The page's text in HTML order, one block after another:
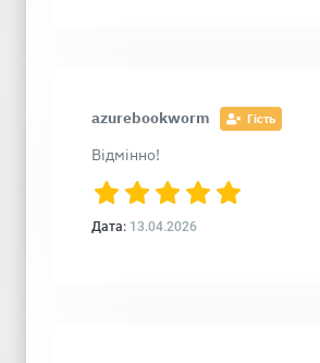
azurebookworm Гість
Відмінно!
Дата: 13.04.2026